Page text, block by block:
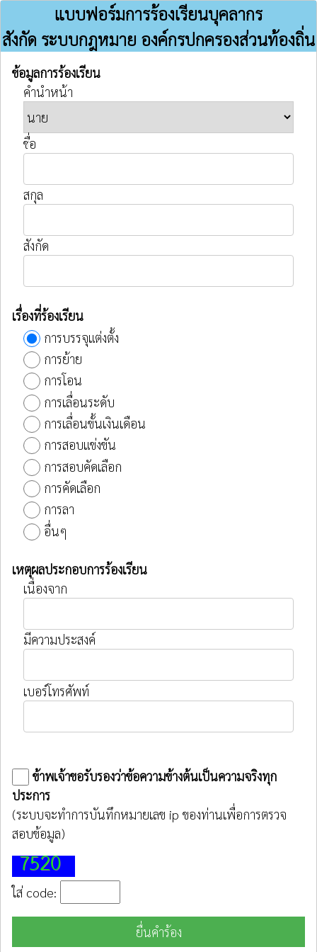
แบบฟอร์มการร้องเรียนบุคลากร
สังกัด ระบบกฎหมาย องค์กรปกครองส่วนท้องถิ่น
ข้อมูลการร้องเรียน
คำนำหน้า
ชื่อ
สกุล
สังกัด
เรื่องที่ร้องเรียน
การบรรจุแต่งตั้ง
การย้าย
การโอน
การเลื่อนระดับ
การเลื่อนขั้นเงินเดือน
การสอบแข่งขัน
การสอบคัดเลือก
การคัดเลือก
การลา
อื่นๆ
เหตุผลประกอบการร้องเรียน
เนื่องจาก
มีความประสงค์
เบอร์โทรศัพท์
ข้าพเจ้าขอรับรองว่าข้อความข้างต้นเป็นความจริงทุก
ประการ
(ระบบจะทำการบันทึกหมายเลข ip ของท่านเพื่อการตรวจ
สอบข้อมูล)
ใส่ code:
ยื่นคำร้อง